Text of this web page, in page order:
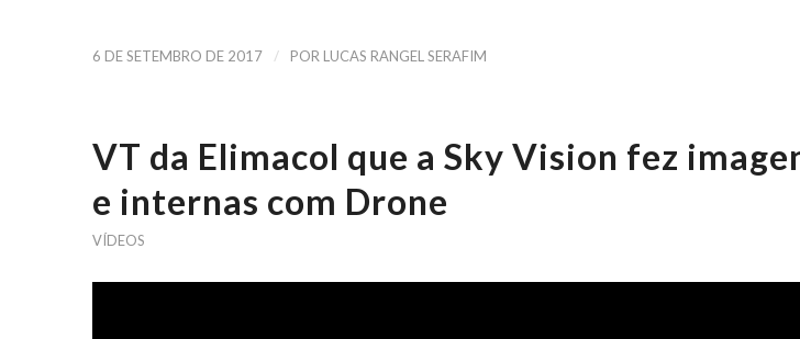
6 DE SETEMBRO DE 2017 / POR LUCAS RANGEL SERAFIM
VT da Elimacol que a Sky Vision fez
e internas com Drone
VÍDEOS